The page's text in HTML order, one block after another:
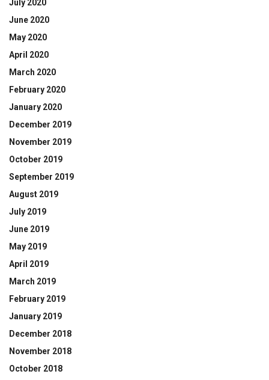
July 2020
June 2020
May 2020
April 2020
March 2020
February 2020
January 2020
December 2019
November 2019
October 2019
September 2019
August 2019
July 2019
June 2019
May 2019
April 2019
March 2019
February 2019
January 2019
December 2018
November 2018
October 2018